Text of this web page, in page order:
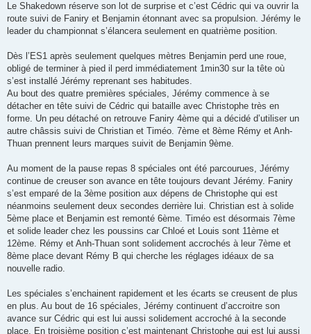
Le Shakedown réserve son lot de surprise et c’est Cédric qui va ouvrir la
route suivi de Faniry et Benjamin étonnant avec sa propulsion. Jérémy le
leader du championnat s’élancera seulement en quatrième position.
Dès l’ES1 après seulement quelques mètres Benjamin perd une roue,
obligé de terminer à pied il perd immédiatement 1min30 sur la tête où
s’est installé Jérémy reprenant ses habitudes.
Au bout des quatre premières spéciales, Jérémy commence à se
détacher en tête suivi de Cédric qui bataille avec Christophe très en
forme. Un peu détaché on retrouve Faniry 4ème qui a décidé d’utiliser un
autre châssis suivi de Christian et Timéo. 7ème et 8ème Rémy et Anh-
Thuan prennent leurs marques suivit de Benjamin 9ème.
Au moment de la pause repas 8 spéciales ont été parcourues, Jérémy
continue de creuser son avance en tête toujours devant Jérémy. Faniry
s’est emparé de la 3ème position aux dépens de Christophe qui est
néanmoins seulement deux secondes derrière lui. Christian est à solide
5ème place et Benjamin est remonté 6ème. Timéo est désormais 7ème
et solide leader chez les poussins car Chloé et Louis sont 11ème et
12ème. Rémy et Anh-Thuan sont solidement accrochés à leur 7ème et
8ème place devant Rémy B qui cherche les réglages idéaux de sa
nouvelle radio.
Les spéciales s’enchainent rapidement et les écarts se creusent de plus
en plus. Au bout de 16 spéciales, Jérémy continuent d’accroitre son
avance sur Cédric qui est lui aussi solidement accroché à la seconde
place. En troisième position c’est maintenant Christophe qui est lui aussi